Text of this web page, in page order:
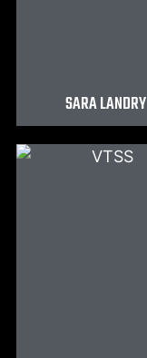
SARA LANDRY